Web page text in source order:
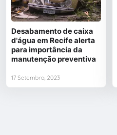
Desabamento de caixa
d'água em Recife alerta
para importância da
manutenção preventiva
17 Setembro, 2023